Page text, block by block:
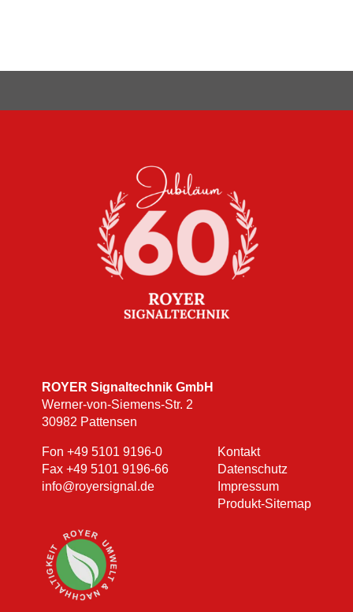
ROYER Signaltechnik GmbH
Werner-von-Siemens-Str. 2
30982 Pattensen
Fon +49 5101 9196-0
Fax +49 5101 9196-66
info@royersignal.de
Kontakt
Datenschutz
Impressum
Produkt-Sitemap